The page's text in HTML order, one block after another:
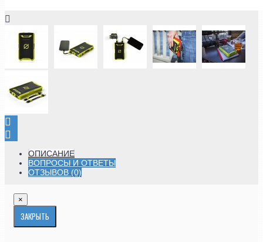
ОПИСАНИЕ
ВОПРОСЫ И ОТВЕТЫ
ОТЗЫВОВ (0)
×
ЗАКРЫТЬ